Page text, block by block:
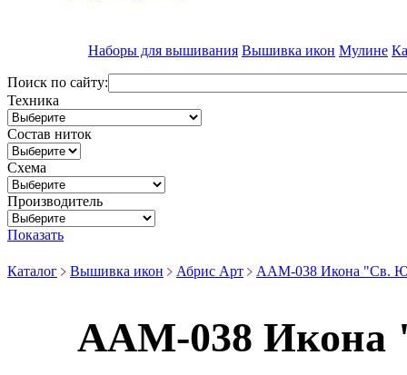
Наборы для вышивания Вышивка икон Мулине
Поиск по сайту:
Техника
Состав ниток
Схема
Производитель
Показать
Каталог Вышивка икон Абрис Арт ААМ-038 Икона "Св.
ААМ-038 Икона